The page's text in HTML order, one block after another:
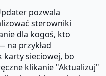
pozwala
sterowniki
dla kogoś, kto
na przykład
sieciowej, bo
klikanie "Aktualizuj"